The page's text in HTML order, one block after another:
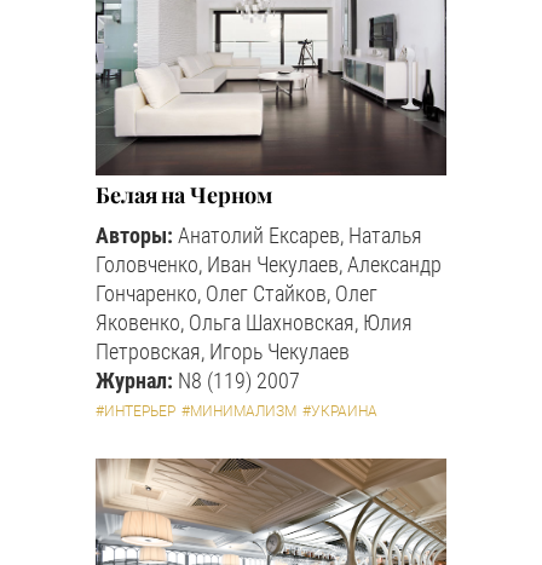
Белая на Черном
Авторы: Анатолий Ексарев, Наталья
Головченко, Иван Чекулаев, Александр
Гончаренко, Олег Стайков, Олег
Яковенко, Ольга Шахновская, Юлия
Петровская, Игорь Чекулаев
Журнал: N8 (119) 2007
#ИНТЕРЬЕР #МИНИМАЛИЗМ #УКРАИНА